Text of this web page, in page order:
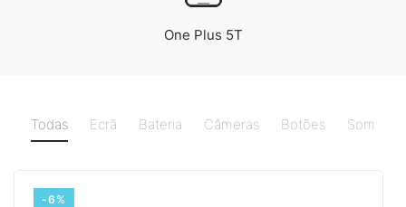
One Plus 5T
Todas Ecrã Bateria Câmeras Botões Som
-6%